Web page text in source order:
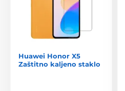
Huawei Honor X5
Zaštitno kaljeno staklo